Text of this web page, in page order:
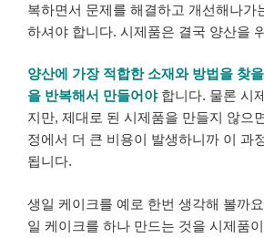
복하면서 문제를 해결하고 개선해나가
하셔야 합니다. 시제품은 결국 양산을
양산에 가장 적합한 소재와 방법을 찾
을 반복해서 만들어야 합니다. 물론 시
지만, 제대로 된 시제품을 만들지 않으
정에서 더 큰 비용이 발생하니까 이 과
됩니다.
생일 케이크를 예로 한번 생각해 볼까
일 케이크를 하나 만드는 것을 시제품